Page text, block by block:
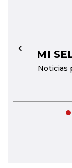
MI
Noticias
←